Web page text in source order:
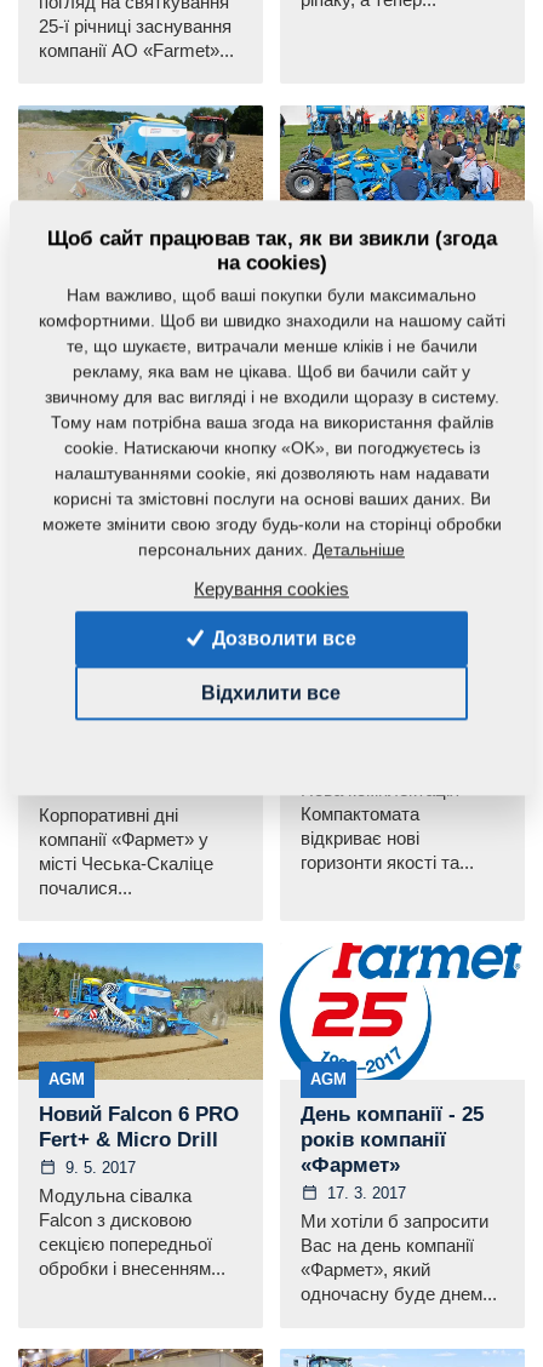
25-ї річниці заснування
компанії АО «Farmet»...
AGM
«Falcon Tour 2017»
було успішно
розпочато висівом
ріпаку
11. 8. 2017
Ми почали активну
демонстрацію
модульної сівалки
Falcon у ґрунтових...
AGM
Відеорепортажі з
Корпоративних днів
«Фармет» – 25-
річчя компанії
16. 6. 2017
У перший день ми
привітали ділових
партнерів і деяких
важливих клієнтів з...
AGM
Святкування 25-
Корпоративні дні
компанії «Фармет» у
місті Чеська-Скаліце
почалися...
AGM
Kompaktomat K1000
Нова комплектація
Компактомата
відкриває нові
горизонти якості та...
AGM
Новий Falcon 6 PRO
Fert+ & Micro Drill
9. 5. 2017
Модульна сівалка
Falcon з дисковою
секцією попередньої
обробки і внесенням...
AGM
День компанії - 25
років компанії
«Фармет»
17. 3. 2017
Ми хотіли б запросити
Вас на день компанії
«Фармет», який
одночасну буде днем...
Щоб сайт працював так, як ви звикли (згода
на cookies)
Нам важливо, щоб ваші покупки були максимально
комфортними. Щоб ви швидко знаходили на нашому сайті
те, що шукаєте, витрачали менше кліків і не бачили
рекламу, яка вам не цікава. Щоб ви бачили сайт у
звичному для вас вигляді і не входили щоразу в систему.
Тому нам потрібна ваша згода на використання файлів
cookie. Натискаючи кнопку «OK», ви погоджуєтесь із
налаштуваннями cookie, які дозволяють нам надавати
корисні та змістовні послуги на основі ваших даних. Ви
можете змінити свою згоду будь-коли на сторінці обробки
персональних даних. Детальніше
Керування cookies
Дозволити все
Відхилити все